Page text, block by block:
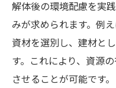
解体後の環境配慮を実
みが求められます。例
資材を選別し、建材と
す。これにより、資源
させることが可能です